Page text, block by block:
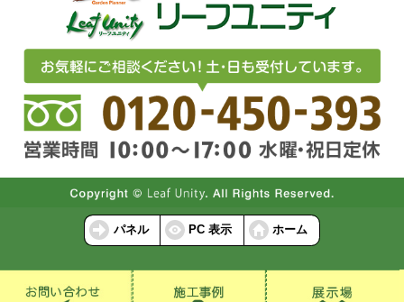
パネル PC 表示 ホーム